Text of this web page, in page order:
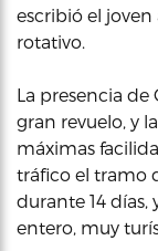
escribió el
rotativo.
La presencia de
gran revuelo, y
máximas
tráfico el tramo
durante 14
entero, muy